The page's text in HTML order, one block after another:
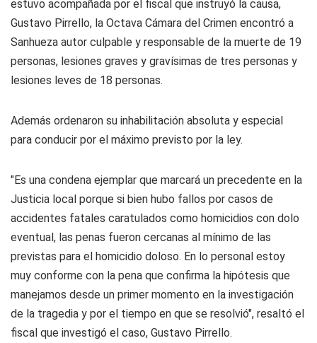
estuvo acompañada por el fiscal que instruyó la causa,
Gustavo Pirrello, la Octava Cámara del Crimen encontró a
Sanhueza autor culpable y responsable de la muerte de 19
personas, lesiones graves y gravísimas de tres personas y
lesiones leves de 18 personas.
Además ordenaron su inhabilitación absoluta y especial
para conducir por el máximo previsto por la ley.
"Es una condena ejemplar que marcará un precedente en la
Justicia local porque si bien hubo fallos por casos de
accidentes fatales caratulados como homicidios con dolo
eventual, las penas fueron cercanas al mínimo de las
previstas para el homicidio doloso. En lo personal estoy
muy conforme con la pena que confirma la hipótesis que
manejamos desde un primer momento en la investigación
de la tragedia y por el tiempo en que se resolvió", resaltó el
fiscal que investigó el caso, Gustavo Pirrello.